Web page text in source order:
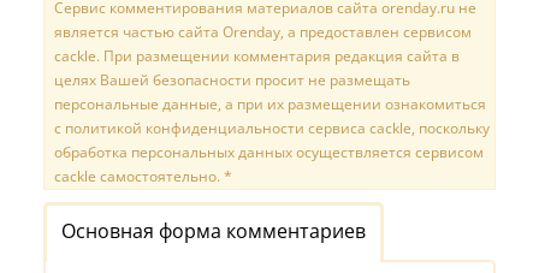
Сервис комментирования материалов сайта orenday.ru не
является частью сайта Orenday, а предоставлен сервисом
cackle. При размещении комментария редакция сайта в
целях Вашей безопасности просит не размещать
персональные данные, а при их размещении ознакомиться
с политикой конфиденциальности сервиса cackle, поскольку
обработка персональных данных осуществляется сервисом
cackle самостоятельно. *
Основная форма комментариев